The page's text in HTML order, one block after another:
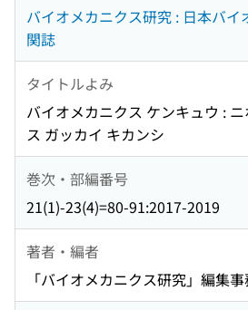
バイオメカニクス研究 : 日本バ
関誌
タイトルよみ
バイオメカニクス ケンキュウ :
ス ガッカイ キカンシ
巻次・部編番号
21(1)-23(4)=80-91:2017-2019
著者・編者
「バイオメカニクス研究」編集